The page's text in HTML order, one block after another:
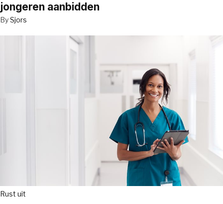
jongeren aanbidden
BySjors
Rust uit